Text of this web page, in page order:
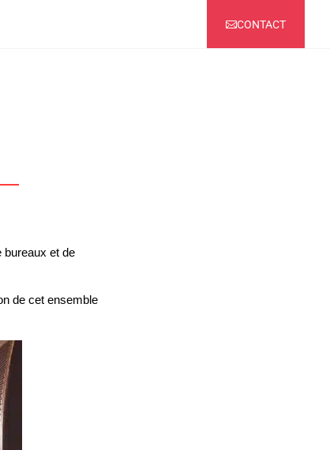
CONTACT
bureaux et de
de cet ensemble